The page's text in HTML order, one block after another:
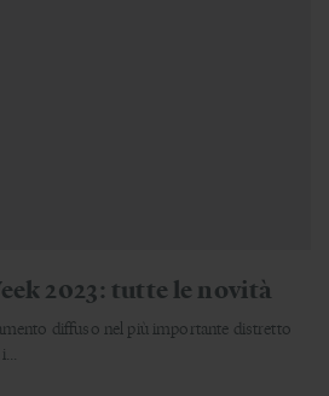
2023: tutte le novità
diffuso nel più importante distretto